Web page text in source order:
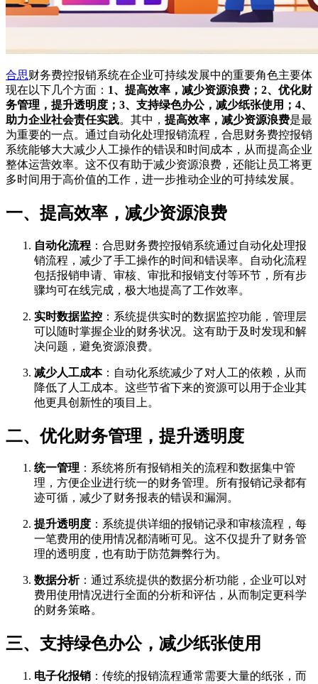
合思财务费控报销系统在企业可持续发展中的重要角色主要体
现在以下几个方面： 1、提高效率，减少资源浪费；2、优化财
务管理，提升透明度；3、支持绿色办公，减少纸张使用；4、
助力企业社会责任实践。其中， 提高效率，减少资源浪费是最
为重要的一点。通过自动化处理报销流程，合思财务费控报销
系统能够大大减少人工操作的错误和时间成本，从而提高企业
整体运营效率。这不仅有助于减少资源浪费，还能让员工将更
多时间用于高价值的工作，进一步推动企业的可持续发展。
一、提高效率，减少资源浪费
自动化流程 ：合思财务费控报销系统通过自动化处理报
销流程，减少了手工操作的时间和错误率。自动化流程
包括报销申请、审核、审批和报销支付等环节，所有步
骤均可在线完成，极大地提高了工作效率。
实时数据监控 ：系统提供实时的数据监控功能，管理层
可以随时掌握企业的财务状况。这有助于及时发现和解
决问题，避免资源浪费。
减少人工成本：自动化系统减少了对人工的依赖，从而
降低了人工成本。这些节省下来的资源可以用于企业其
他更具创新性的项目上。
二、优化财务管理，提升透明度
统一管理 ：系统将所有报销相关的流程和数据集中管
理，方便企业进行统一的财务管理。所有报销记录都有
迹可循，减少了财务报表的错误和漏洞。
提升透明度 ：系统提供详细的报销记录和审核流程，每
一笔费用的使用情况都清晰可见。这不仅提升了财务管
理的透明度，也有助于防范舞弊行为。
数据分析：通过系统提供的数据分析功能，企业可以对
费用使用情况进行全面的分析和评估，从而制定更科学
的财务策略。
三、支持绿色办公，减少纸张使用
电子化报销 ：传统的报销流程通常需要大量的纸张，而